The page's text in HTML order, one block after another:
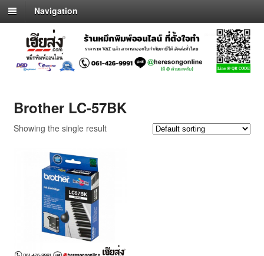
Navigation
Brother LC-57BK
Showing the single result